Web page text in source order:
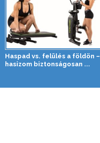
Haspad vs. felülés a földön –
hasizom biztonságosan ...